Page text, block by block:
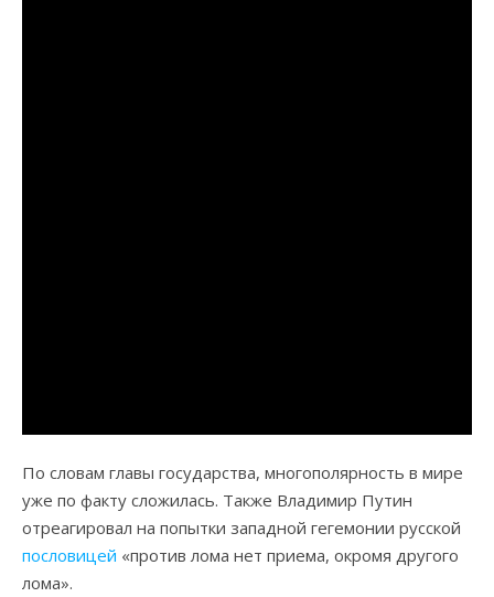
По словам главы государства, многополярность в мире
уже по факту сложилась. Также Владимир Путин
отреагировал на попытки западной гегемонии русской
пословицей «против лома нет приема, окромя другого
лома».